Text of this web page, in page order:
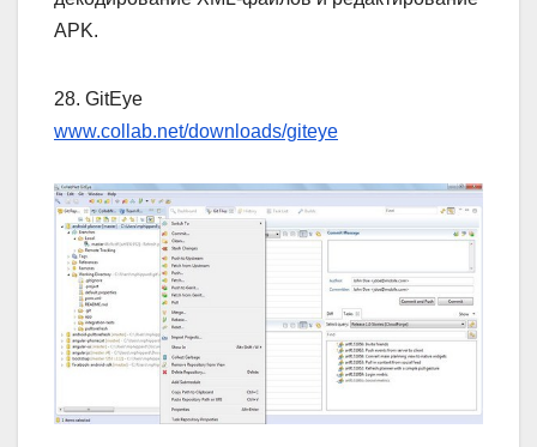
APK.
28. GitEye
www.collab.net/downloads/giteye